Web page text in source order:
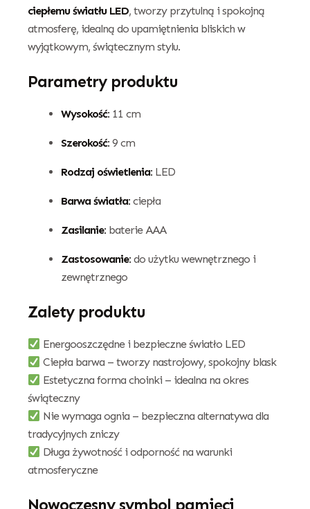
ciepłemu światłu LED, tworzy przytulną i spokojną
atmosferę, idealną do upamiętnienia bliskich w
wyjątkowym, świątecznym stylu.
Parametry produktu
Wysokość: 11 cm
Szerokość: 9 cm
Rodzaj oświetlenia: LED
Barwa światła: ciepła
Zasilanie: baterie AAA
Zastosowanie: do użytku wewnętrznego i
zewnętrznego
Zalety produktu
Energooszczędne i bezpieczne światło LED
Ciepła barwa – tworzy nastrojowy, spokojny blask
Estetyczna forma choinki – idealna na okres
świąteczny
Nie wymaga ognia – bezpieczna alternatywa dla
tradycyjnych zniczy
Długa żywotność i odporność na warunki
atmosferyczne
Nowoczesny symbol pamięci